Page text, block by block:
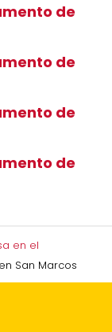
de
de
de
de
en el
San Marcos